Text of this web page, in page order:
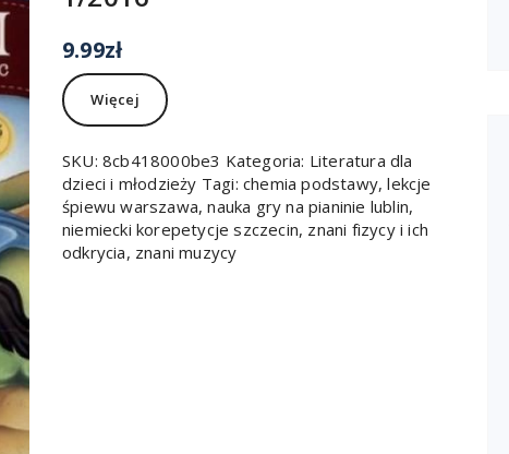
9.99zł
Więcej
SKU: 8cb418000be3 Kategoria: Literatura dla
dzieci i młodzieży Tagi:chemia podstawy,lekcje
śpiewu warszawa,nauka gry na pianinie lublin,
niemiecki korepetycje szczecin, znani fizycy i ich
odkrycia, znani muzycy